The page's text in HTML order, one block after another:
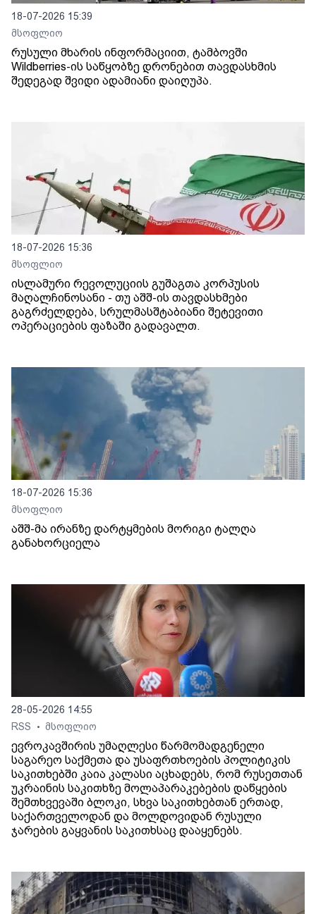
18-07-2026 15:39
მსოფლიო
რუსული მხარის ინფორმაციით, ტამბოვში
Wildberries-ის საწყობზე დრონებით თავდასხმის
შედეგად შვიდი ადამიანი დაიღუპა.
18-07-2026 15:36
მსოფლიო
ისლამური რევოლუციის გუშაგთა კორპუსის
მაღალჩინოსანი - თუ აშშ-ის თავდასხმები
გაგრძელდება, სრულმასშტაბიანი შეტევითი
ოპერაციების ფაზაში გადავალთ.
18-07-2026 15:36
მსოფლიო
აშშ-მა ირანზე დარტყმების მორიგი ტალღა
განახორციელა
28-05-2026 14:55
RSS
• მსოფლიო
ევროკავშირის უმაღლესი წარმომადგენელი
საგარეო საქმეთა და უსაფრთხოების პოლიტიკის
საკითხებში კაია კალასი აცხადებს, რომ რუსეთთან
უკრაინის საკითხზე მოლაპარაკებების დაწყების
შემთხვევაში ბლოკი, სხვა საკითხებთან ერთად,
საქართველოდან და მოლდოვიდან რუსული
ჯარების გაყვანის საკითხსაც დააყენებს.